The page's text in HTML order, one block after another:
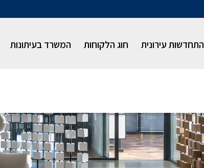
התחדשות עירונית חוג הלקוחות המשרד בעיתונות